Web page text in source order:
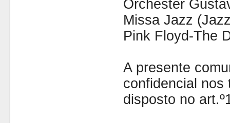
Orchester
Missa Jazz
Pink Floyd-The
A presente
confidencial nos
disposto no